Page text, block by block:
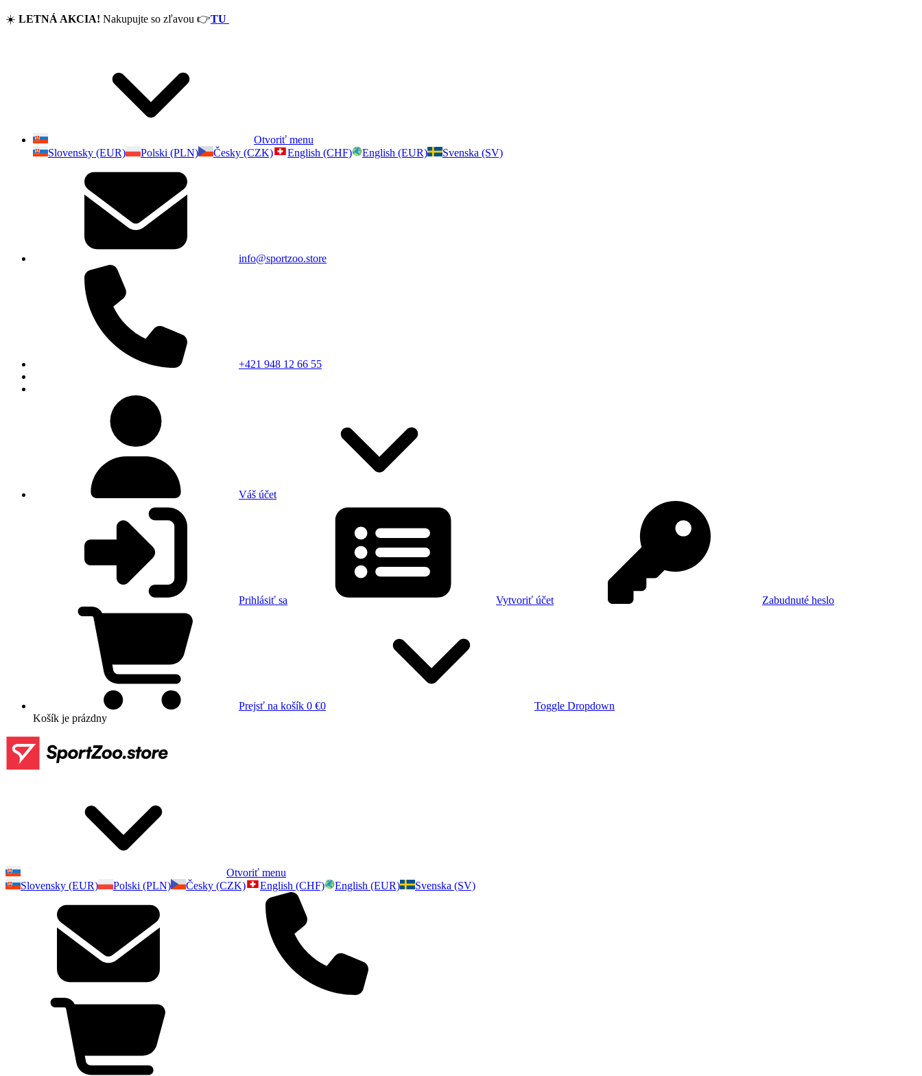
☀️ LETNÁ AKCIA! Nakupujte so zľavou 👉TU
Otvoriť menu
Slovensky (EUR)
Polski (PLN) Česky (CZK) English (CHF) English (EUR) Svenska (SV)
info@sportzoo.store
+421 948 12 66 55
Váš účet
Prihlásiť sa Vytvoriť účet Zabudnuté heslo
Prejsť na košík 0 €0
Toggle Dropdown
Košík je prázdny
Otvoriť menu
Slovensky (EUR)
Polski (PLN) Česky (CZK) English (CHF) English (EUR) Svenska (SV)